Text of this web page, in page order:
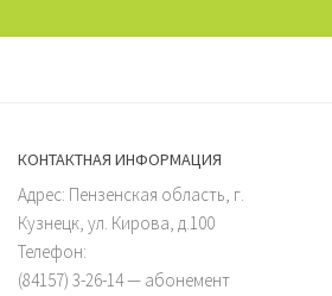
КОНТАКТНАЯ ИНФОРМАЦИЯ
Адрес: Пензенская область, г.
Кузнецк, ул. Кирова, д.100
Телефон:
(84157) 3-26-14 — абонемент